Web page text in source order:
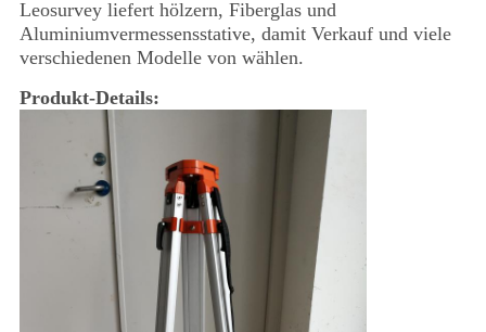
Leosurvey liefert hölzern, Fiberglas und
Aluminiumvermessensstative, damit Verkauf und viele
verschiedenen Modelle von wählen.
Produkt-Details: